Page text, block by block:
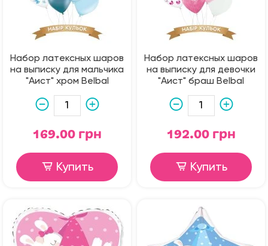
Набор латексных шаров
на выписку для мальчика
"Аист" хром Belbal
169.00 грн
Купить
Набор латексных шаров
на выписку для девочки
"Аист" браш Belbal
192.00 грн
Купить